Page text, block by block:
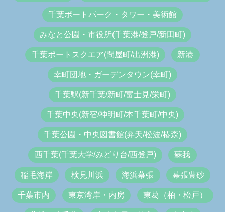
千葉ポートパーク・タワー・美術館
みなと公園・市役所(千葉港/登戸/新田町)
千葉ポートスクエア(問屋町/出洲港) 新港
幸町団地・ガーデンタウン(幸町)
千葉駅(新千葉/新町/富士見/栄町)
千葉中央(新宿/神明町/本千葉町/中央)
千葉公園・中央図書館(弁天/松波/椿森)
西千葉(千葉大学/みどり台/西登戸) 蘇我
稲毛海岸 検見川浜 海浜幕張 幕張豊砂
千葉市内 東京湾岸・内房 東葛（柏・松戸）